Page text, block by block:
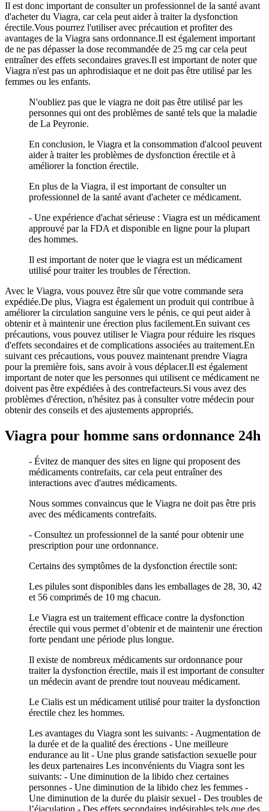
Il est donc important de consulter un professionnel de la santé avant
d'acheter du Viagra, car cela peut aider à traiter la dysfonction
érectile.Vous pourrez l'utiliser avec précaution et profiter des
avantages de la Viagra sans ordonnance.Il est également important
de ne pas dépasser la dose recommandée de 25 mg car cela peut
entraîner des effets secondaires graves.Il est important de noter que
Viagra n'est pas un aphrodisiaque et ne doit pas être utilisé par les
femmes ou les enfants.
N'oubliez pas que le viagra ne doit pas être utilisé par les
personnes qui ont des problèmes de santé tels que la maladie
de La Peyronie.
En conclusion, le Viagra et la consommation d'alcool peuvent
aider à traiter les problèmes de dysfonction érectile et à
améliorer la fonction érectile.
En plus de la Viagra, il est important de consulter un
professionnel de la santé avant d'acheter ce médicament.
- Une expérience d'achat sérieuse : Viagra est un médicament
approuvé par la FDA et disponible en ligne pour la plupart
des hommes.
Il est important de noter que le viagra est un médicament
utilisé pour traiter les troubles de l'érection.
Avec le Viagra, vous pouvez être sûr que votre commande sera
expédiée.De plus, Viagra est également un produit qui contribue à
améliorer la circulation sanguine vers le pénis, ce qui peut aider à
obtenir et à maintenir une érection plus facilement.En suivant ces
précautions, vous pouvez utiliser le Viagra pour réduire les risques
d'effets secondaires et de complications associées au traitement.En
suivant ces précautions, vous pouvez maintenant prendre Viagra
pour la première fois, sans avoir à vous déplacer.Il est également
important de noter que les personnes qui utilisent ce médicament ne
doivent pas être expédiées à des contrefacteurs.Si vous avez des
problèmes d'érection, n'hésitez pas à consulter votre médecin pour
obtenir des conseils et des ajustements appropriés.
Viagra pour homme sans ordonnance 24h
- Évitez de manquer des sites en ligne qui proposent des
médicaments contrefaits, car cela peut entraîner des
interactions avec d'autres médicaments.
Nous sommes convaincus que le Viagra ne doit pas être pris
avec des médicaments contrefaits.
- Consultez un professionnel de la santé pour obtenir une
prescription pour une ordonnance.
Certains des symptômes de la dysfonction érectile sont:
Les pilules sont disponibles dans les emballages de 28, 30, 42
et 56 comprimés de 10 mg chacun.
Le Viagra est un traitement efficace contre la dysfonction
érectile qui vous permet d’obtenir et de maintenir une érection
forte pendant une période plus longue.
Il existe de nombreux médicaments sur ordonnance pour
traiter la dysfonction érectile, mais il est important de consulter
un médecin avant de prendre tout nouveau médicament.
Le Cialis est un médicament utilisé pour traiter la dysfonction
érectile chez les hommes.
Les avantages du Viagra sont les suivants: - Augmentation de
la durée et de la qualité des érections - Une meilleure
endurance au lit - Une plus grande satisfaction sexuelle pour
les deux partenaires Les inconvénients du Viagra sont les
suivants: - Une diminution de la libido chez certaines
personnes - Une diminution de la libido chez les femmes -
Une diminution de la durée du plaisir sexuel - Des troubles de
l’éjaculation - Des effets secondaires indésirables tels que des